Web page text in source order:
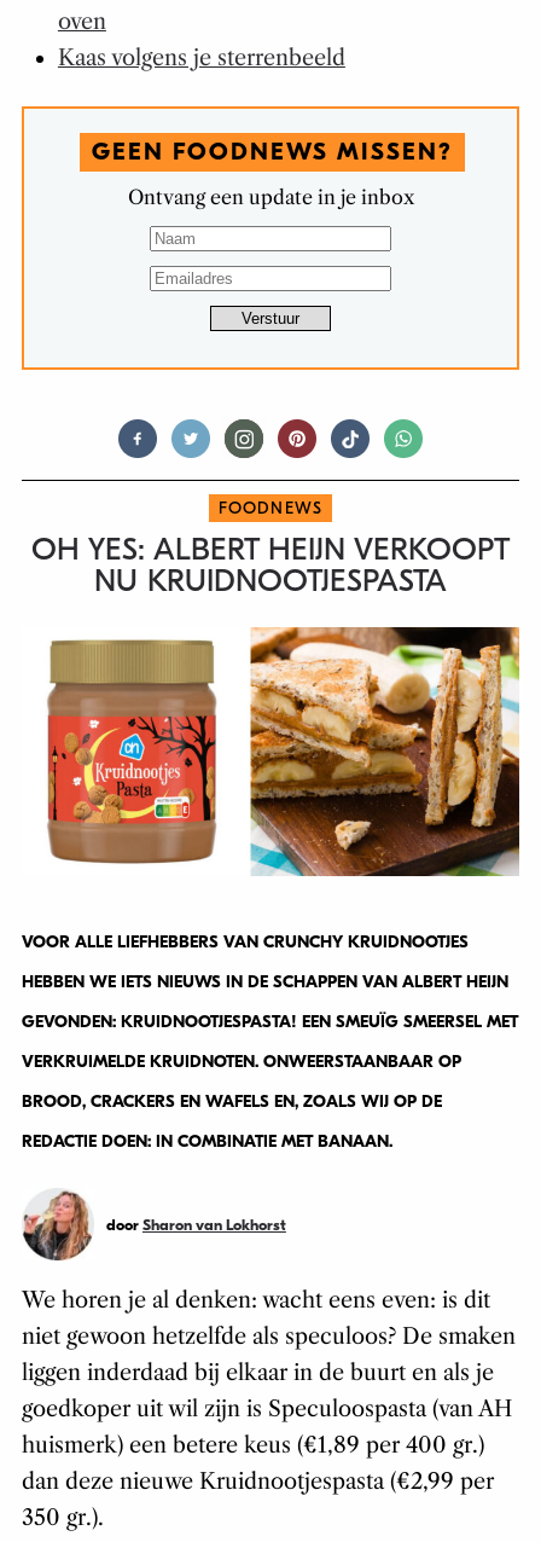
oven
Kaas volgens je sterrenbeeld
GEEN FOODNEWS MISSEN?
Ontvang een update in je inbox
FOODNEWS
OH YES: ALBERT HEIJN VERKOOPT
NU KRUIDNOOTJESPASTA
VOOR ALLE LIEFHEBBERS VAN CRUNCHY KRUIDNOOTJES
HEBBEN WE IETS NIEUWS IN DE SCHAPPEN VAN ALBERT HEIJN
GEVONDEN: KRUIDNOOTJESPASTA! EEN SMEUÏG SMEERSEL MET
VERKRUIMELDE KRUIDNOTEN. ONWEERSTAANBAAR OP
BROOD, CRACKERS EN WAFELS EN, ZOALS WIJ OP DE
REDACTIE DOEN: IN COMBINATIE MET BANAAN.
door Sharon van Lokhorst
We horen je al denken: wacht eens even: is dit
niet gewoon hetzelfde als speculoos? De smaken
liggen inderdaad bij elkaar in de buurt en als je
goedkoper uit wil zijn is Speculoospasta (van AH
huismerk) een betere keus (€1,89 per 400 gr.)
dan deze nieuwe Kruidnootjespasta (€2,99 per
350 gr.).